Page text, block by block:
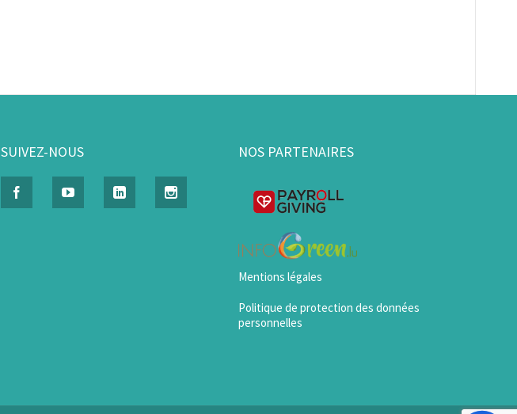
SUIVEZ-NOUS NOS PARTENAIRES
Mentions légales
Politique de protection des données
personnelles